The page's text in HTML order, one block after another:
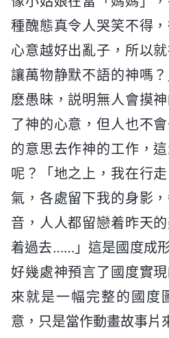
種醜態真令人哭笑不得
心意越好出亂子，所以
讓萬物静默不語的神嗎
麽愚昧，説明無人會摸
了神的心意，但人也不
的意思去作神的工作，
呢？「地之上，我在行
氣，各處留下我的身影
音，人人都留戀着昨天
着過去……」這是國度成
好幾處神預言了國度實
來就是一幅完整的國度
意，只是當作動畫故事片